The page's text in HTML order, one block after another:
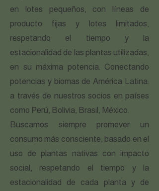
en lotes pequeños, con líneas de
producto fijas y lotes limitados,
respetando el tiempo y la
estacionalidad de las plantas utilizadas,
en su máxima potencia. Conectando
potencias y biomas de América Latina:
a través de nuestros socios en países
como Perú, Bolivia, Brasil, México.
Buscamos siempre promover un
consumo más consciente, basado en el
uso de plantas nativas con impacto
social, respetando el tiempo y la
estacionalidad de cada planta y de